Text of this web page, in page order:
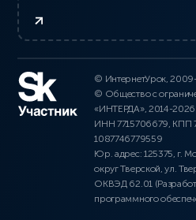
© ИнтернетУрок,
© Общество с
«ИНТЕРДА», 2014-2026
ИНН 7715706679, КПП
1087746779559
Юр. адрес: 125375, г.
округ Тверской, ул.
ОКВЭД 62.01
программного